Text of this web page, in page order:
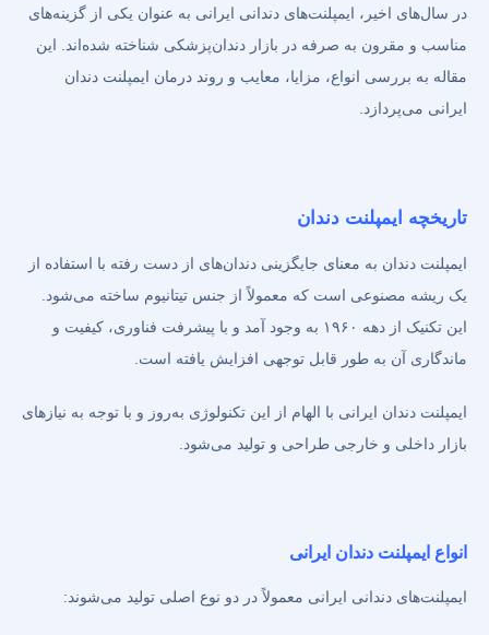
در سال‌های اخیر، ایمپلنت‌های دندانی ایرانی به عنوان یکی از گزینه‌های
مناسب و مقرون به صرفه در بازار دندان‌پزشکی شناخته شده‌اند. این
مقاله به بررسی انواع، مزایا، معایب و روند درمان ایمپلنت دندان
ایرانی می‌پردازد.
تاریخچه ایمپلنت دندان
ایمپلنت دندان به معنای جایگزینی دندان‌های از دست رفته با استفاده از
یک ریشه مصنوعی است که معمولاً از جنس تیتانیوم ساخته می‌شود.
این تکنیک از دهه ۱۹۶۰ به وجود آمد و با پیشرفت فناوری، کیفیت و
ماندگاری آن به طور قابل توجهی افزایش یافته است.
ایمپلنت‌ دندان ایرانی با الهام از این تکنولوژی به‌روز و با توجه به نیازهای
بازار داخلی و خارجی طراحی و تولید می‌شود.
انواع ایمپلنت دندان ایرانی
ایمپلنت‌های دندانی ایرانی معمولاً در دو نوع اصلی تولید می‌شوند: